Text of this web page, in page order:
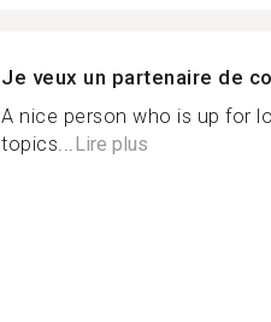
Je veux un partenaire de
A nice person who is up for
topics...Lire plus